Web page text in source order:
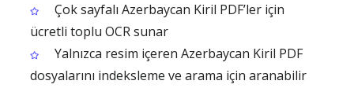
Çok sayfalı Azerbaycan Kiril PDF’ler için
ücretli toplu OCR sunar
Yalnızca resim içeren Azerbaycan Kiril PDF
dosyalarını indeksleme ve arama için aranabilir